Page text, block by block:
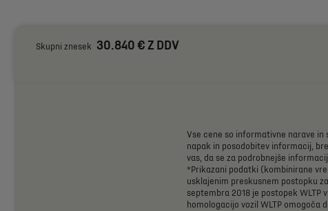
Skupni znesek 30.840 € Z DDV
Vse cene so informativne narave in
napak in posodobitev informacij,
vas, da se za podrobnejše
*Prikazani podatki (kombinirane
usklajenim preskusnem postopku za
septembra 2018 je postopek WLTP v
homologacijo vozil WLTP omogoča